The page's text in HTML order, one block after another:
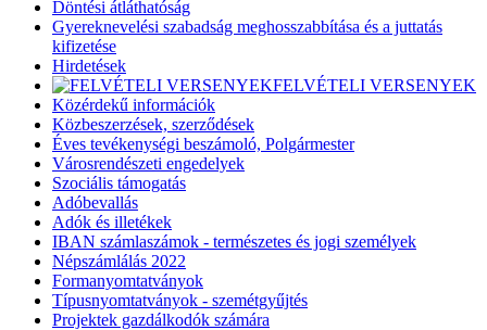
Döntési átláthatóság
Gyereknevelési szabadság meghosszabbítása és a juttatás
kifizetése
Hirdetések
FELVÉTELI VERSENYEK
Közérdekű információk
Közbeszerzések, szerződések
Éves tevékenységi beszámoló, Polgármester
Városrendészeti engedelyek
Szociális támogatás
Adóbevallás
Adók és illetékek
IBAN számlaszámok - természetes és jogi személyek
Népszámlálás 2022
Formanyomtatványok
Típusnyomtatványok - szemétgyűjtés
Projektek gazdálkodók számára